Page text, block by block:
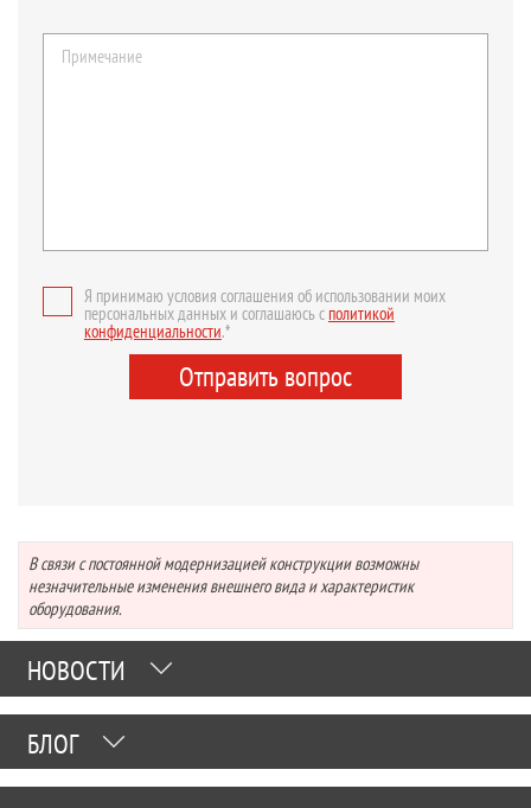
Я принимаю условия соглашения об использовании моих
персональных данных и соглашаюсь сполитикой
конфиденциальности.*
Отправить вопрос
В связи с постоянной модернизацией конструкции возможны
незначительные изменения внешнего вида и характеристик
оборудования.
НОВОСТИ
БЛОГ